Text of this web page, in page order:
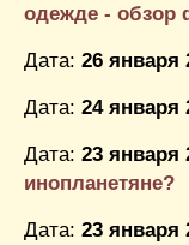
одежде -
Дата: 26 января
Дата: 24 января
Дата: 23 января
инопланетяне?
Дата: 23 января